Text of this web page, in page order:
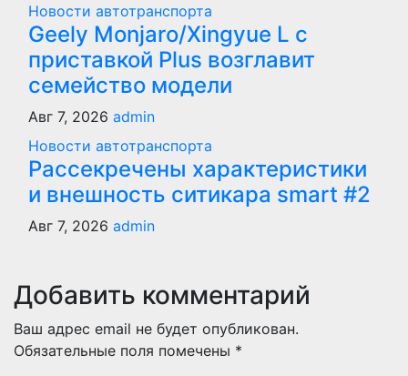
Новости автотранспорта
Geely Monjaro/Xingyue L с
приставкой Plus возглавит
семейство модели
Авг 7, 2026 admin
Новости автотранспорта
Рассекречены характеристики
и внешность ситикара smart #2
Авг 7, 2026 admin
Добавить комментарий
Ваш адрес email не будет опубликован.
Обязательные поля помечены *